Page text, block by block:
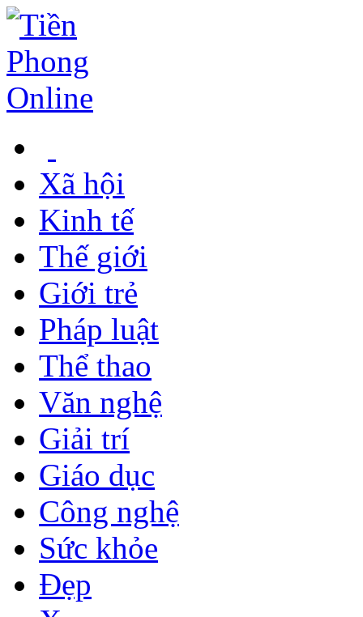
Xã hội
Kinh tế
Thế giới
Giới trẻ
Pháp luật
Thể thao
Văn nghệ
Giải trí
Giáo dục
Công nghệ
Sức khỏe
Đẹp